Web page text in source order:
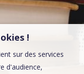
!
sur des services
d'audience,